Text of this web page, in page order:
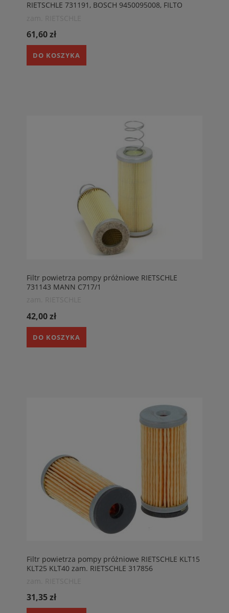
RIETSCHLE 731191, BOSCH 9450095008, FILTO
61,60 zł
DO KOSZYKA
Filtr powietrza pompy próżniowe RIETSCHLE
731143 MANN C717/1
42,00 zł
DO KOSZYKA
Filtr powietrza pompy próżniowe RIETSCHLE KLT15
KLT25 KLT40 zam. RIETSCHLE 317856
31,35 zł